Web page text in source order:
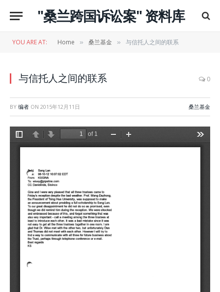
"桑兰跨国诉讼案" 资料库
YOU ARE AT: Home » 桑兰基金 » 与信托人之间的联系
与信托人之间的联系 0
BY 编者 ON 2015年12月11日 桑兰基金